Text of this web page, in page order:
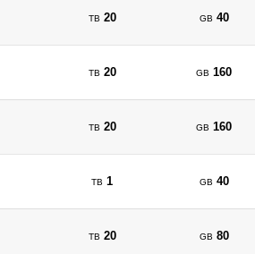
40
GB
20
TB
160
GB
20
TB
160
GB
20
TB
40
GB
1
TB
80
GB
20
TB